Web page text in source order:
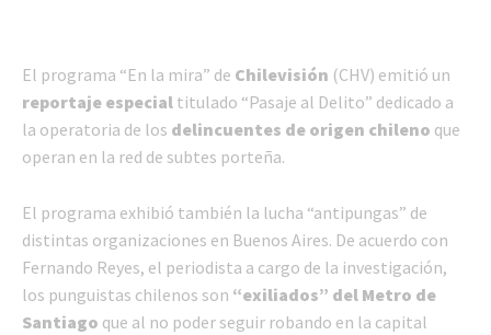
El programa “En la mira” de Chilevisión (CHV) emitió un
reportaje especial titulado “Pasaje al Delito” dedicado a
la operatoria de los delincuentes de origen chileno que
operan en la red de subtes porteña.
El programa exhibió también la lucha “antipungas” de
distintas organizaciones en Buenos Aires. De acuerdo con
Fernando Reyes, el periodista a cargo de la investigación,
los punguistas chilenos son “exiliados” del Metro de
Santiago que al no poder seguir robando en la capital